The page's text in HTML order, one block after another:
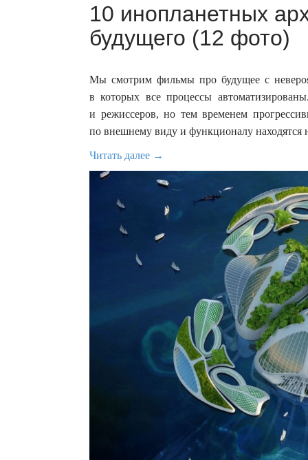
10 инопланетных
будущего (12 фото)
Мы смотрим фильмы про будущее с
в которых все процессы
и режиссеров, но тем временем
по внешнему виду и функционалу находятся
Читать далее →